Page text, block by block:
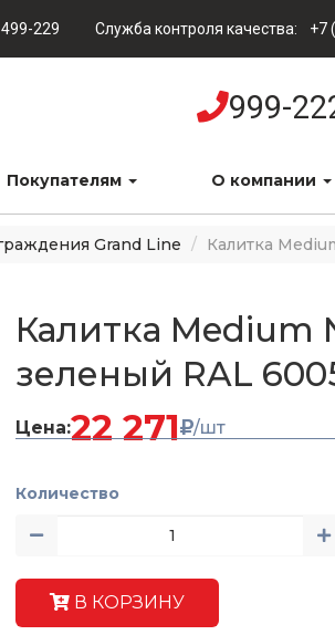
499-229 Служба контроля качества: +7
999-
Покупателям О компании
Grand Line Калитка
Калитка Medium
зеленый RAL
Цена:22 271 /шт
Количество
В КОРЗИНУ